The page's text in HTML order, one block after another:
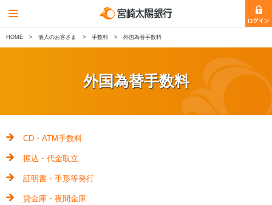
HOME 個人のお客さま 手数料 外国為替手数料
外国為替手数料
CD・ATM手数料
振込・代金取立
証明書・手形等発行
貸金庫・夜間金庫